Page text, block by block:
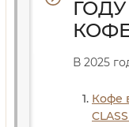
В 2025
Кофе